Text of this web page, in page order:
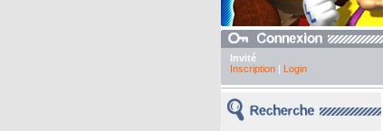
Invité
Inscription| Login